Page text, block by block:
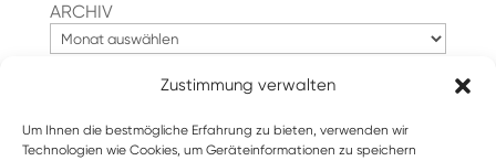
Zustimmung verwalten
Um Ihnen die bestmögliche Erfahrung zu bieten, verwenden wir
Technologien wie Cookies, um Geräteinformationen zu speichern
ARCHIV
Suchen